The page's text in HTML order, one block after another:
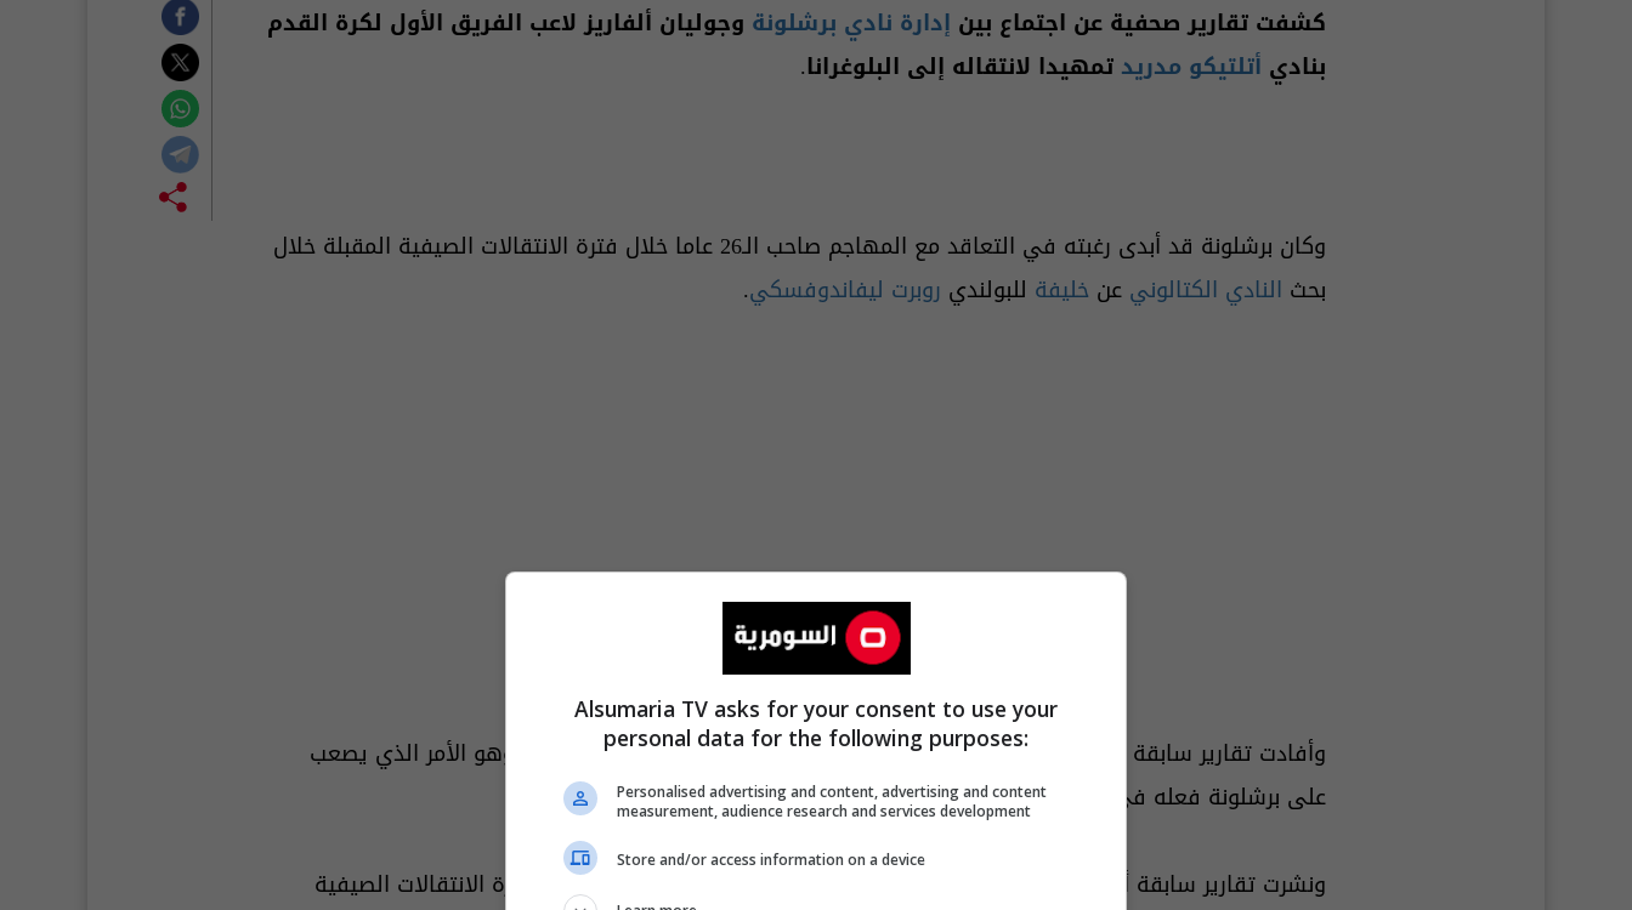
كشفت تقارير صحفية عن اجتماع بين إدارة نادي برشلونة وجوليان ألفاريز لاعب الفريق الأول لكرة القدم
بنادي أتلتيكو مدريد تمهيدا لانتقاله إلى البلوغرانا.
وكان برشلونة قد أبدى رغبته في التعاقد مع المهاجم صاحب الـ26 عاما خلال فترة الانتقالات الصيفية المقبلة خلال
بحث النادي الكتالوني عن خليفة للبولندي روبرت ليفاندوفسكي.
وأفادت تقارير سابقة بأن أتلتيكو مدريد
قد يبيع ألفاريز بسعر لا يقل عن 100 مليون يورو وهو الأمر الذي يصعب
على برشلونة فعله في ظل أزمته المالية.
ونشرت تقارير سابقة أن جوليان ألفاريزخلال فترة الانتقالات الصيفية
Alsumaria TV asks for your consent to use your
personal data for the following purposes:
Personalised advertising and content, advertising and content
measurement, audience research and services development
Store and/or access information on a device